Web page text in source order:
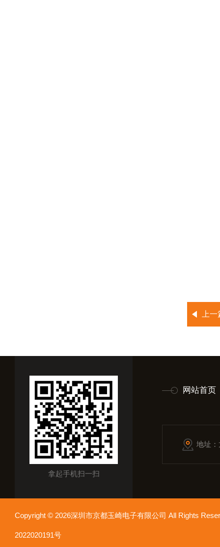
上
拿起手机扫一扫
网站首页
地址
Copyright © 2026深圳市京都玉崎电子有限公司 All Rights
2022020191号